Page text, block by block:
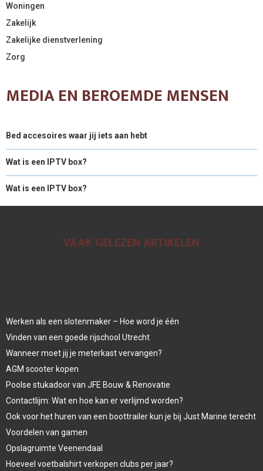
Woningen
Zakelijk
Zakelijke dienstverlening
Zorg
MEDIA EN BEROEMDE MENSEN
Bed accesoires waar jij iets aan hebt
Wat is een IPTV box?
Wat is een IPTV box?
VAAK GELEZEN ARTIKELEN
Werken als een slotenmaker – Hoe word je één
Vinden van een goede rijschool Utrecht
Wanneer moet jij je meterkast vervangen?
AGM scooter kopen
Poolse stukadoor van JFE Bouw & Renovatie
Contactlijm: Wat en hoe kan er verlijmd worden?
Ook voor het huren van een boottrailer kun je bij Just Marine terecht
Voordelen van gamen
Opslagruimte Veenendaal
Hoeveel voetbalshirt verkopen clubs per jaar?